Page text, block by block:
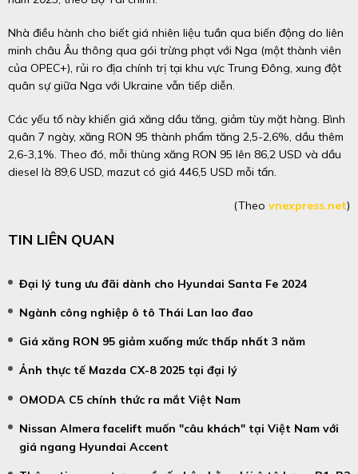
Nhà điều hành cho biết giá nhiên liệu tuần qua biến động do liên
minh châu Âu thông qua gói trừng phạt với Nga (một thành viên
của OPEC+), rủi ro địa chính trị tại khu vực Trung Đông, xung đột
quân sự giữa Nga với Ukraine vẫn tiếp diễn.
Các yếu tố này khiến giá xăng dầu tăng, giảm tùy mặt hàng. Bình
quân 7 ngày, xăng RON 95 thành phẩm tăng 2,5-2,6%, dầu thêm
2,6-3,1%. Theo đó, mỗi thùng xăng RON 95 lên 86,2 USD và dầu
diesel là 89,6 USD, mazut có giá 446,5 USD mỗi tấn.
(Theo vnexpress.net)
TIN LIÊN QUAN
Đại lý tung ưu đãi dành cho Hyundai Santa Fe 2024
Ngành công nghiệp ô tô Thái Lan lao đao
Giá xăng RON 95 giảm xuống mức thấp nhất 3 năm
Ảnh thực tế Mazda CX-8 2025 tại đại lý
OMODA C5 chính thức ra mắt Việt Nam
Nissan Almera facelift muốn "câu khách" tại Việt Nam với
giá ngang Hyundai Accent